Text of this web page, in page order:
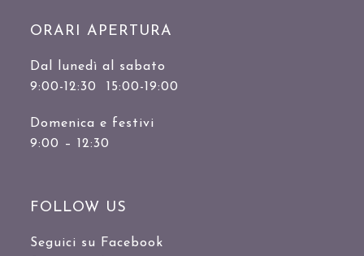
ORARI APERTURA
Dal lunedì al sabato
9:00-12:30 15:00-19:00
Domenica e festivi
9:00 – 12:30
FOLLOW US
Seguici su Facebook